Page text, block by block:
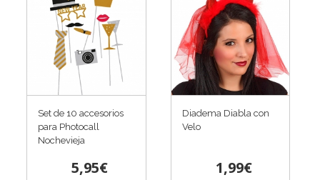
Set de 10 accesorios
para Photocall
Nochevieja
5,95€
Diadema Diabla con
Velo
1,99€